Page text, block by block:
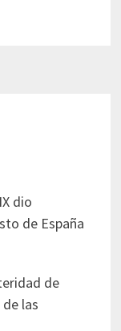
dio
de España
de
las